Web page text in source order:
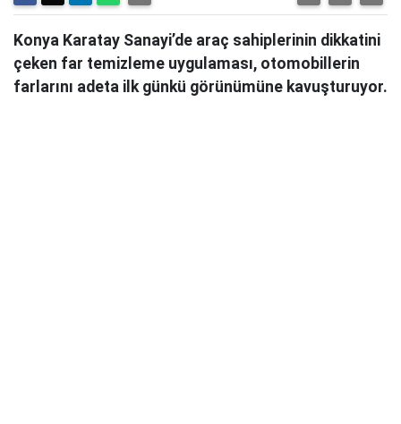
Konya Karatay Sanayi’de araç sahiplerinin dikkatini
çeken far temizleme uygulaması, otomobillerin
farlarını adeta ilk günkü görünümüne kavuşturuyor.